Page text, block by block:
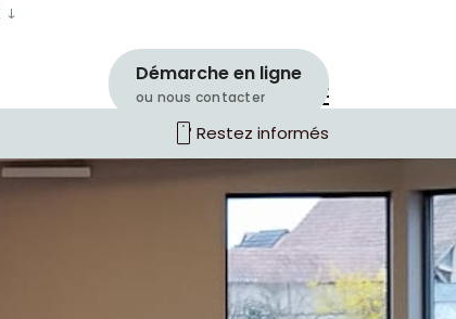
Démarche en ligne
ou nous contacter
smartphone Restez informés